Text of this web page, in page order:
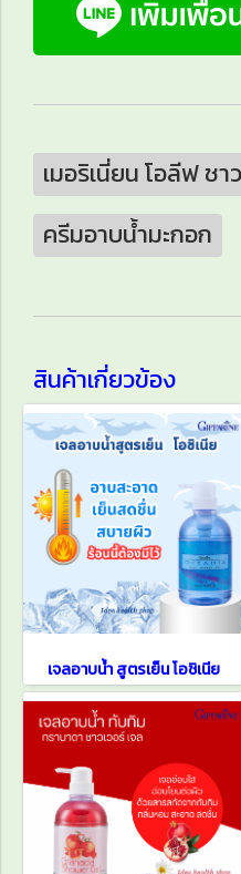
เมอริเนี่ยน โอลีฟ ชา
ครีมอาบน้ำมะกอก
สินค้าเกี่ยวข้อง
เจลอาบน้ำ สูตรเย็น โอชิเนีย